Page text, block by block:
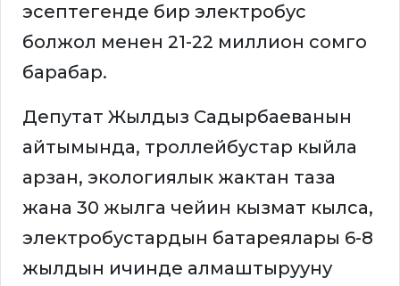
эсептегенде бир электробус
болжол менен 21-22 миллион сомго
барабар.
Депутат Жылдыз Садырбаеванын
айтымында, троллейбустар кыйла
арзан, экологиялык жактан таза
жана 30 жылга чейин кызмат кылса,
электробустардын батареялары 6-8
жылдын ичинде алмаштырууну